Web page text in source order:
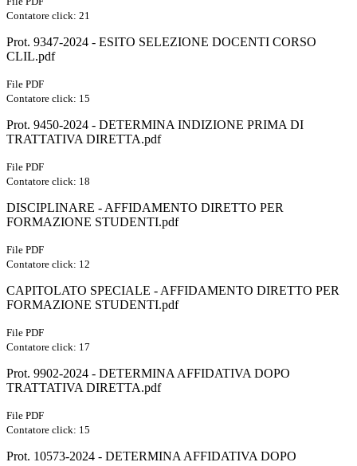
Contatore click: 21
Prot. 9347-2024 - ESITO SELEZIONE DOCENTI CORSO
CLIL.pdf
File PDF
Contatore click: 15
Prot. 9450-2024 - DETERMINA INDIZIONE PRIMA DI
TRATTATIVA DIRETTA.pdf
File PDF
Contatore click: 18
DISCIPLINARE - AFFIDAMENTO DIRETTO PER
FORMAZIONE STUDENTI.pdf
File PDF
Contatore click: 12
CAPITOLATO SPECIALE - AFFIDAMENTO DIRETTO PER
FORMAZIONE STUDENTI.pdf
File PDF
Contatore click: 17
Prot. 9902-2024 - DETERMINA AFFIDATIVA DOPO
TRATTATIVA DIRETTA.pdf
File PDF
Contatore click: 15
Prot. 10573-2024 - DETERMINA AFFIDATIVA DOPO